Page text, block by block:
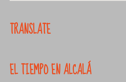
TRANSLATE
EL TIEMPO EN ALCALÁ